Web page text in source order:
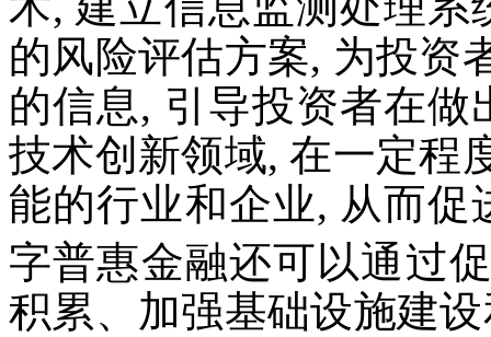
的风险评估方案, 为投资
的信息, 引导投资者在
技术创新领域, 在一定程
能的行业和企业, 从而
字普惠金融还可以通过
积累、加强基础设施建